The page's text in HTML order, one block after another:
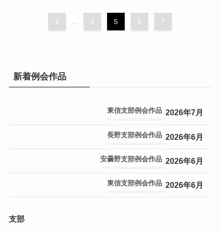
1 ... 4 5 6 7
新着例会作品
2026年7月
東信支部
2026年6月
長野支部
2026年6月
安曇野支部
2026年6月
東信支部
支部